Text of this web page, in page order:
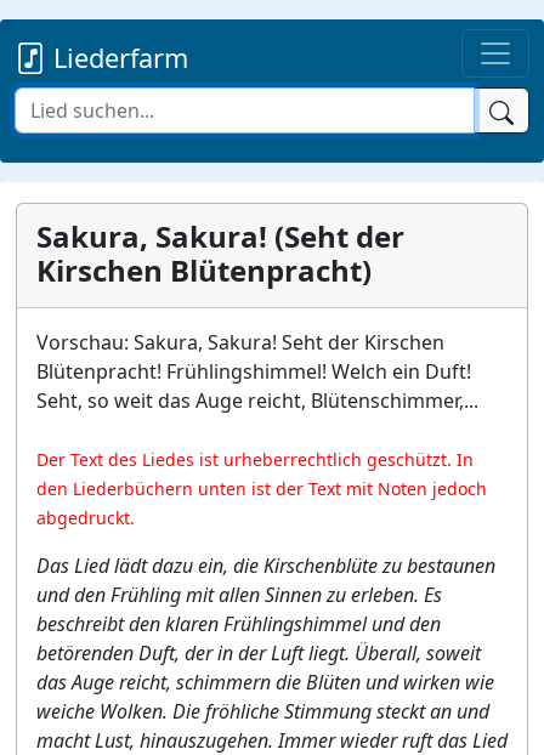
Liederfarm
Sakura, Sakura! (Seht der
Kirschen Blütenpracht)
Vorschau: Sakura, Sakura! Seht der Kirschen
Blütenpracht! Frühlingshimmel! Welch ein Duft!
Seht, so weit das Auge reicht, Blütenschimmer,...
Der Text des Liedes ist urheberrechtlich geschützt. In
den Liederbüchern unten ist der Text mit Noten jedoch
abgedruckt.
Das Lied lädt dazu ein, die Kirschenblüte zu bestaunen
und den Frühling mit allen Sinnen zu erleben. Es
beschreibt den klaren Frühlingshimmel und den
betörenden Duft, der in der Luft liegt. Überall, soweit
das Auge reicht, schimmern die Blüten und wirken wie
weiche Wolken. Die fröhliche Stimmung steckt an und
macht Lust, hinauszugehen. Immer wieder ruft das Lied